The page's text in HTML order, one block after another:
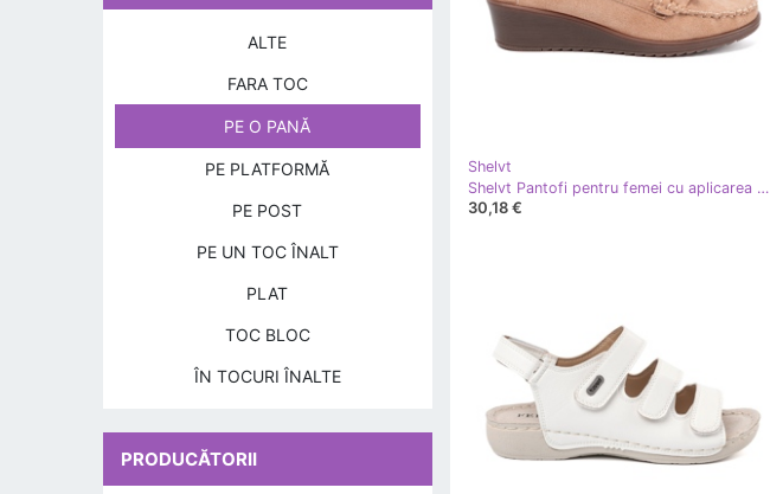
Shelvt
Shelvt Pantofi pentru femei cu aplicarea Misia bej
30,18 €
ALTE
FARA TOC
PE O PANĂ
PE PLATFORMĂ
PE POST
PE UN TOC ÎNALT
PLAT
TOC BLOC
ÎN TOCURI ÎNALTE
PRODUCĂTORII